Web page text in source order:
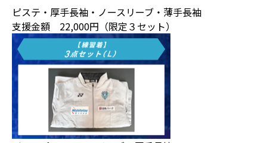
ピステ・厚手長袖・ノースリーブ・薄手長袖
支援金額 22,000円（限定３セット）